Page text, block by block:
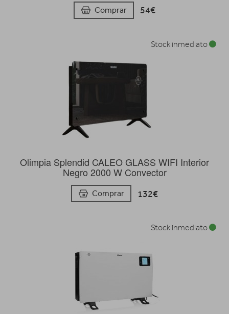
Comprar 54€
Olimpia Splendid CALEO GLASS WIFI Interior
Negro 2000 W Convector
Comprar 132€
Stock inmediato
Stock inmediato